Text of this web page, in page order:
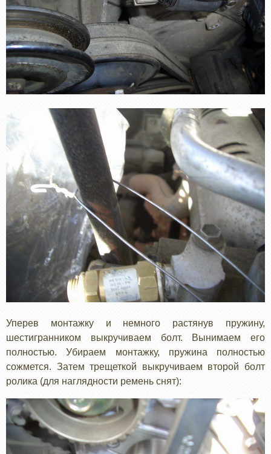
Уперев монтажку и немного растянув пружину,
шестигранником выкручиваем болт. Вынимаем его
полностью. Убираем монтажку, пружина полностью
сожмется. Затем трещеткой выкручиваем второй болт
ролика (для наглядности ремень снят):